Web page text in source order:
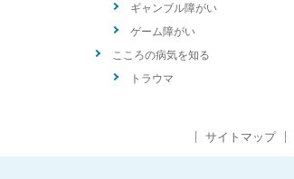
ギャンブル障がい
ゲーム障がい
こころの病気を知る
トラウマ
サイトマップ